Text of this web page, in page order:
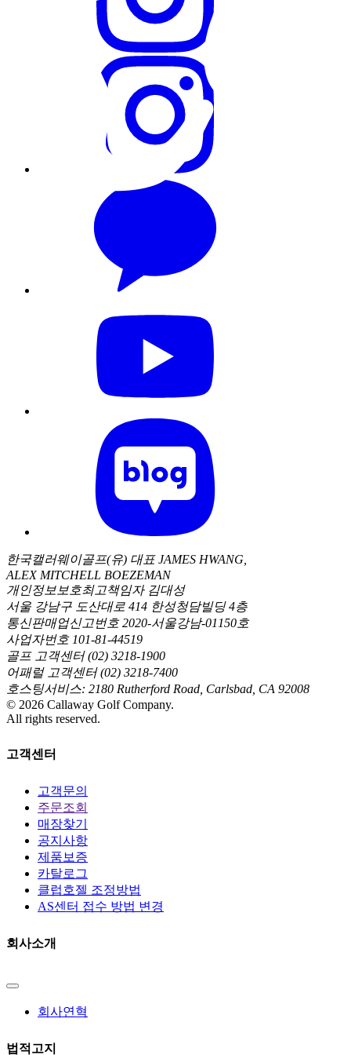
한국캘러웨이골프(유) 대표 JAMES HWANG,
ALEX MITCHELL BOEZEMAN
개인정보보호최고책임자 김대성
서울 강남구 도산대로 414 한성청담빌딩 4층
통신판매업신고번호 2020-서울강남-01150호
사업자번호 101-81-44519
골프 고객센터 (02) 3218-1900
어패럴 고객센터 (02) 3218-7400
호스팅서비스: 2180 Rutherford Road, Carlsbad, CA 92008
© 2026 Callaway Golf Company.
All rights reserved.
고객센터
고객문의
주문조회
매장찾기
공지사항
제품보증
카탈로그
클럽호젤 조정방법
AS센터 접수 방법 변경
회사소개
회사연혁
법적고지